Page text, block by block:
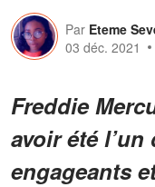
Par Eteme
03 déc. 2021
Freddie
avoir été
engageants